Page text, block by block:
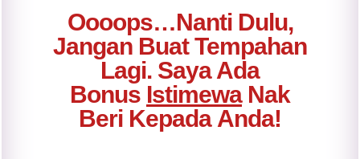
Oooops…Nanti Dulu,
Jangan Buat Tempahan
Lagi. Saya Ada
Bonus IstimewaNak
Beri Kepada Anda!